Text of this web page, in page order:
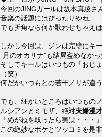
今回のJINGガールは坂本真綾さ
音楽の話題にはぴったりやね。
でも折角なら何か歌わせちゃえ
しかし今回は、ジンは完璧にキ
”月のオカリナ”も結局盗めなか
そしてキールはいつもの「おじ
（笑）
何だかいつもとの若干ノリが違
でも、細かいところはいつもの
ルシアンとミモザ、絶対夫婦漫
「めがねを取ったら実は・・
この絶妙なボケとツッコミを是